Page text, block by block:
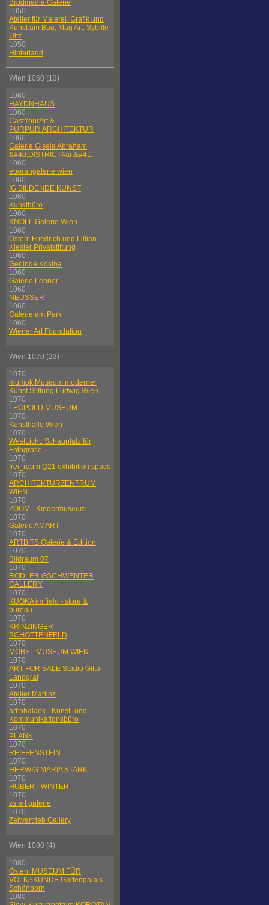
Brodmedia Galerie
1050
Atelier für Malerei, Grafik und
Kunst am Bau, Mag Art. Sybille
Uitz
1050
Hinterland
Wien 1060 (13)
1060
HAYDNHAUS
1060
CastYourArt &
PURPUR.ARCHITEKTUR
1060
Galerie Gisela Abraham
&#40;DISTRICT4art&#41;
1060
eborangalerie wien
1060
IG BILDENDE KUNST
1060
Kunstbüro
1060
KNOLL Galerie Wien
1060
Österr. Friedrich und Lillian
Kiesler Privatstiftung
1060
Gerlinde Kosina
1060
Galerie Lehner
1060
NEUSSER
1060
Galerie am Park
1060
Wiener Art Foundation
Wien 1070 (23)
1070
mumok Museum moderner
Kunst Stiftung Ludwig Wien
1070
LEOPOLD MUSEUM
1070
Kunsthalle Wien
1070
WestLicht. Schauplatz für
Fotografie
1070
frei_raum Q21 exhibition space
1070
ARCHITEKTURZENTRUM
WIEN
1070
ZOOM - Kindermuseum
1070
Galerie AMART
1070
ARTBITS Galerie & Edition
1070
Bildraum 07
1070
RODLER GSCHWENTER
GALLERY
1070
KUOKA im field - store &
bureau
1070
KRINZINGER
SCHOTTENFELD
1070
MÖBEL MUSEUM WIEN
1070
ART FOR SALE Studio Gitta
Landgraf
1070
Atelier Martinz
1070
art:phalanx - Kunst- und
Kommunikationsbüro
1070
PLANK
1070
REIFFENSTEIN
1070
HERWIG MARIA STARK
1070
HUBERT WINTER
1070
zs art galerie
1070
Zeitvertrieb Gallery
Wien 1080 (4)
1080
Österr. MUSEUM FÜR
VOLKSKUNDE Gartenpalais
Schönborn
1080